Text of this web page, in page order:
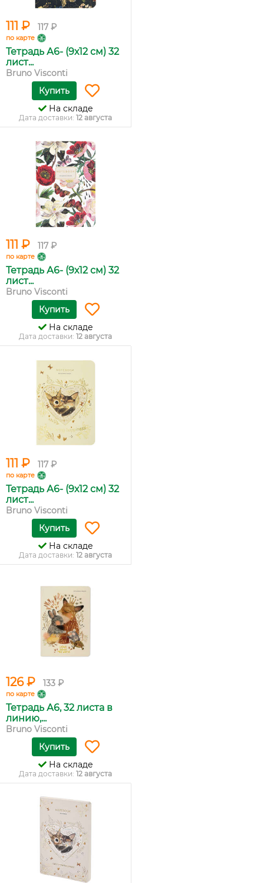
111 ₽ 117 ₽
по карте
Тетрадь А6- (9х12 см) 32
лист...
Bruno Visconti
Купить
На складе
Дата доставки: 12 августа
111 ₽ 117 ₽
по карте
Тетрадь А6- (9х12 см) 32
лист...
Bruno Visconti
Купить
На складе
Дата доставки: 12 августа
111 ₽ 117 ₽
по карте
Тетрадь А6- (9х12 см) 32
лист...
Bruno Visconti
Купить
На складе
Дата доставки: 12 августа
126 ₽ 133 ₽
по карте
Тетрадь А6, 32 листа в
линию,...
Bruno Visconti
Купить
На складе
Дата доставки: 12 августа